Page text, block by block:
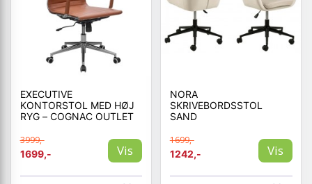
EXECUTIVE
KONTORSTOL MED HØJ
RYG – COGNAC OUTLET
3999,-
1699,-
Vis
NORA
SKRIVEBORDSSTOL
SAND
1699,-
1242,-
Vis